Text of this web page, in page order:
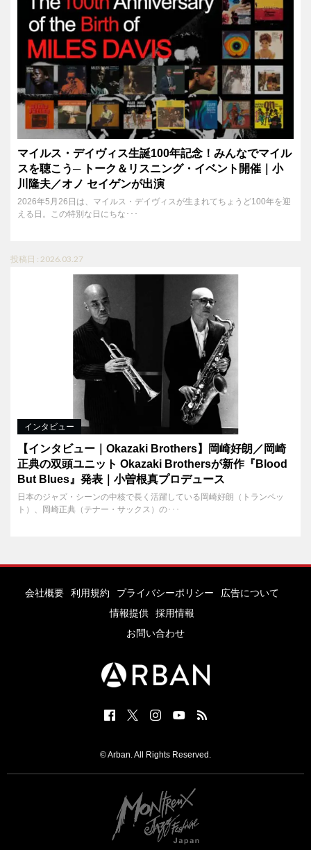
マイルス・デイヴィス生誕100年記念！みんなでマイル
スを聴こう─ トーク＆リスニング・イベント開催｜小
川隆夫／オノ セイゲンが出演
2026年5月26日は、マイルス・デイヴィスが生まれてちょうど100年を迎
える日。この特別な日にちな･･･
投稿日 : 2026.03.27
インタビュー
【インタビュー｜Okazaki Brothers】岡崎好朗／岡崎
正典の双頭ユニット Okazaki Brothersが新作『Blood
But Blues』発表｜小曽根真プロデュース
日本のジャズ・シーンの中核で長く活躍している岡崎好朗（トランペッ
ト）、岡崎正典（テナー・サックス）の･･･
会社概要 利用規約 プライバシーポリシー
広告について
情報提供
採用情報
お問い合わせ
© Arban. All Rights Reserved.